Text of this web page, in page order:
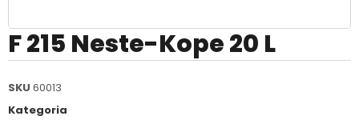
F 215 Neste-Kope 20 L
SKU 60013
Kategoria